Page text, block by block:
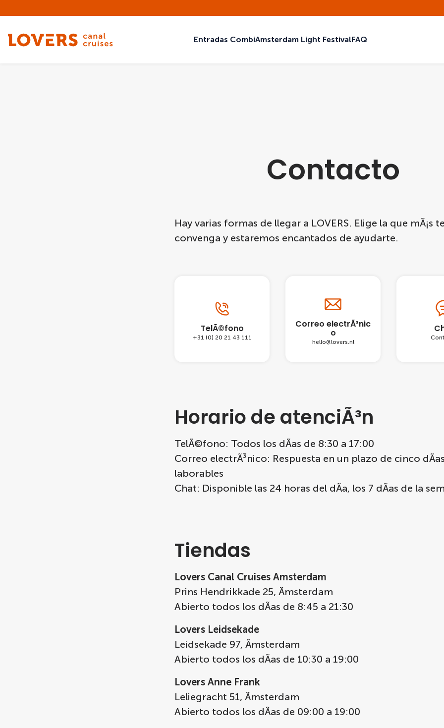
Entradas CombiAmsterdam Light FestivalFAQ
Contacto
Hay varias formas de llegar a LOVERS. Elige la que mÃ¡s te
convenga y estaremos encantados de ayudarte.
TelÃ©fono
+31 (0) 20 21 43 111
Correo electrÃ³nic
o
hello@lovers.nl
Horario de atenciÃ³n
TelÃ©fono: Todos los dÃ­as de 8:30 a 17:00
Correo electrÃ³nico: Respuesta en un plazo de cinco dÃ­as
laborables
Chat: Disponible las 24 horas del dÃ­a, los 7 dÃ­as de la
Tiendas
Lovers Canal Cruises Amsterdam
Prins Hendrikkade 25, Ãmsterdam
Abierto todos los dÃ­as de 8:45 a 21:30
Lovers Leidsekade
Leidsekade 97, Ãmsterdam
Abierto todos los dÃ­as de 10:30 a 19:00
Lovers Anne Frank
Leliegracht 51, Ãmsterdam
Abierto todos los dÃ­as de 09:00 a 19:00